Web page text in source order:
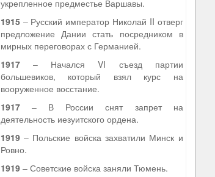
укрепленное предместье Варшавы.
1915– Русский император Николай II отверг
предложение Дании стать посредником в
мирных переговорах с Германией.
1917– Начался VI съезд партии
большевиков, который взял курс на
вооруженное восстание.
1917– В России снят запрет на
деятельность иезуитского ордена.
1919– Польские войска захватили Минск и
Ровно.
1919– Советские войска заняли Тюмень.